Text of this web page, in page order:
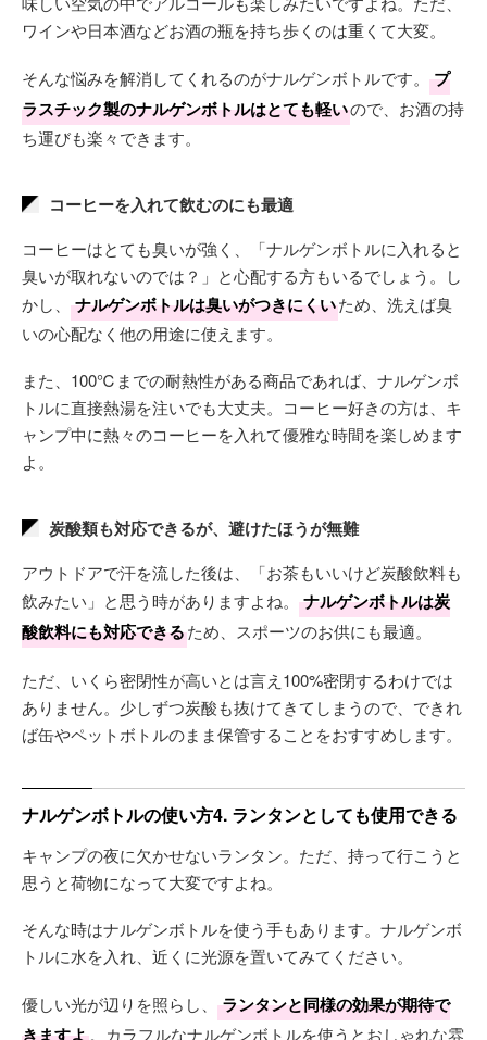
ワインや日本酒などお酒の瓶を持ち歩くのは重くて大変。
そんな悩みを解消してくれるのがナルゲンボトルです。
プ
ラスチック製のナルゲンボトルはとても軽いので、お酒の持
ち運びも楽々できます。
コーヒーを入れて飲むのにも最適
コーヒーはとても臭いが強く、「ナルゲンボトルに入れると
臭いが取れないのでは？」と心配する方もいるでしょう。し
かし、
ナルゲンボトルは臭いがつきにくいため、洗えば臭
いの心配なく他の用途に使えます。
また、100℃までの耐熱性がある商品であれば、ナルゲンボ
トルに直接熱湯を注いでも大丈夫。コーヒー好きの方は、キ
ャンプ中に熱々のコーヒーを入れて優雅な時間を楽しめます
よ。
炭酸類も対応できるが、避けたほうが無難
アウトドアで汗を流した後は、「お茶もいいけど炭酸飲料も
飲みたい」と思う時がありますよね。
ナルゲンボトルは炭
酸飲料にも対応できるため、スポーツのお供にも最適。
ただ、いくら密閉性が高いとは言え100%密閉するわけでは
ありません。少しずつ炭酸も抜けてきてしまうので、できれ
ば缶やペットボトルのまま保管することをおすすめします。
ナルゲンボトルの使い方4. ランタンとしても使用できる
キャンプの夜に欠かせないランタン。ただ、持って行こうと
思うと荷物になって大変ですよね。
そんな時はナルゲンボトルを使う手もあります。ナルゲンボ
トルに水を入れ、近くに光源を置いてみてください。
優しい光が辺りを照らし、
ランタンと同様の効果が期待で
きますよ。カラフルなナルゲンボトルを使うとおしゃれな雰